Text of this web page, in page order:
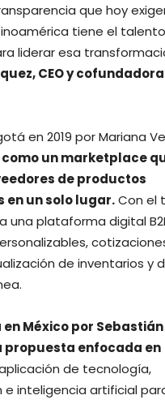
que hoy
tiene el
liderar esa
CEO y
en 2019 por Mariana
un marketplace
de productos
en un solo lugar.Con el
una plataforma digital
de inventarios y
en México por
propuesta enfocada en
de tecnología,
inteligencia artificial